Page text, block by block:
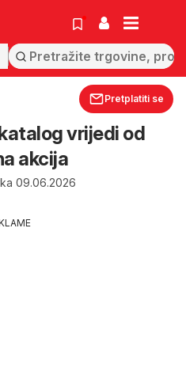
Pretplatiti se
vrijedi od
akcija
09.06.2026